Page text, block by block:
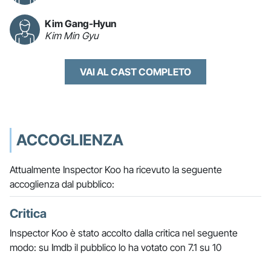
Kim Gang-Hyun
Kim Min Gyu
VAI AL CAST COMPLETO
ACCOGLIENZA
Attualmente Inspector Koo ha ricevuto la seguente
accoglienza dal pubblico:
Critica
Inspector Koo è stato accolto dalla critica nel seguente
modo: su Imdb il pubblico lo ha votato con 7.1 su 10